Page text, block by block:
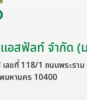
อสฟัลท์ จำกัด (
ลขที่ 118/1 ถนนพระรา
มหานคร 10400